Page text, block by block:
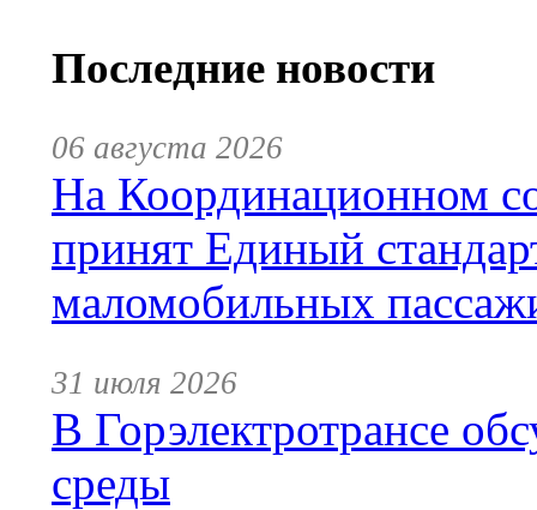
Последние новости
06 августа 2026
На Координационном
принят Единый
маломобильных
31 июля 2026
В Горэлектротрансе
среды